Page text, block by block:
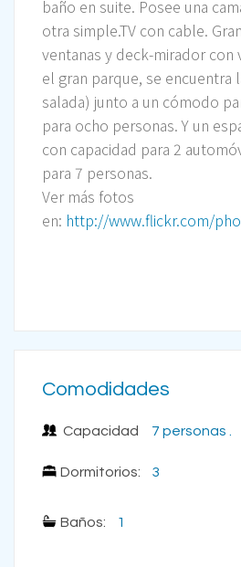
baño en suite. Posee una
otra simple.TV con cable.
ventanas y deck-mirador con
el gran parque, se encuentra
salada) junto a un cómodo
para ocho personas. Y un
con capacidad para 2
para 7 personas.
Ver más fotos
en: http://www.flickr.com/
Comodidades
Capacidad
Dormitorios:
7 personas .
3
Baños: 1